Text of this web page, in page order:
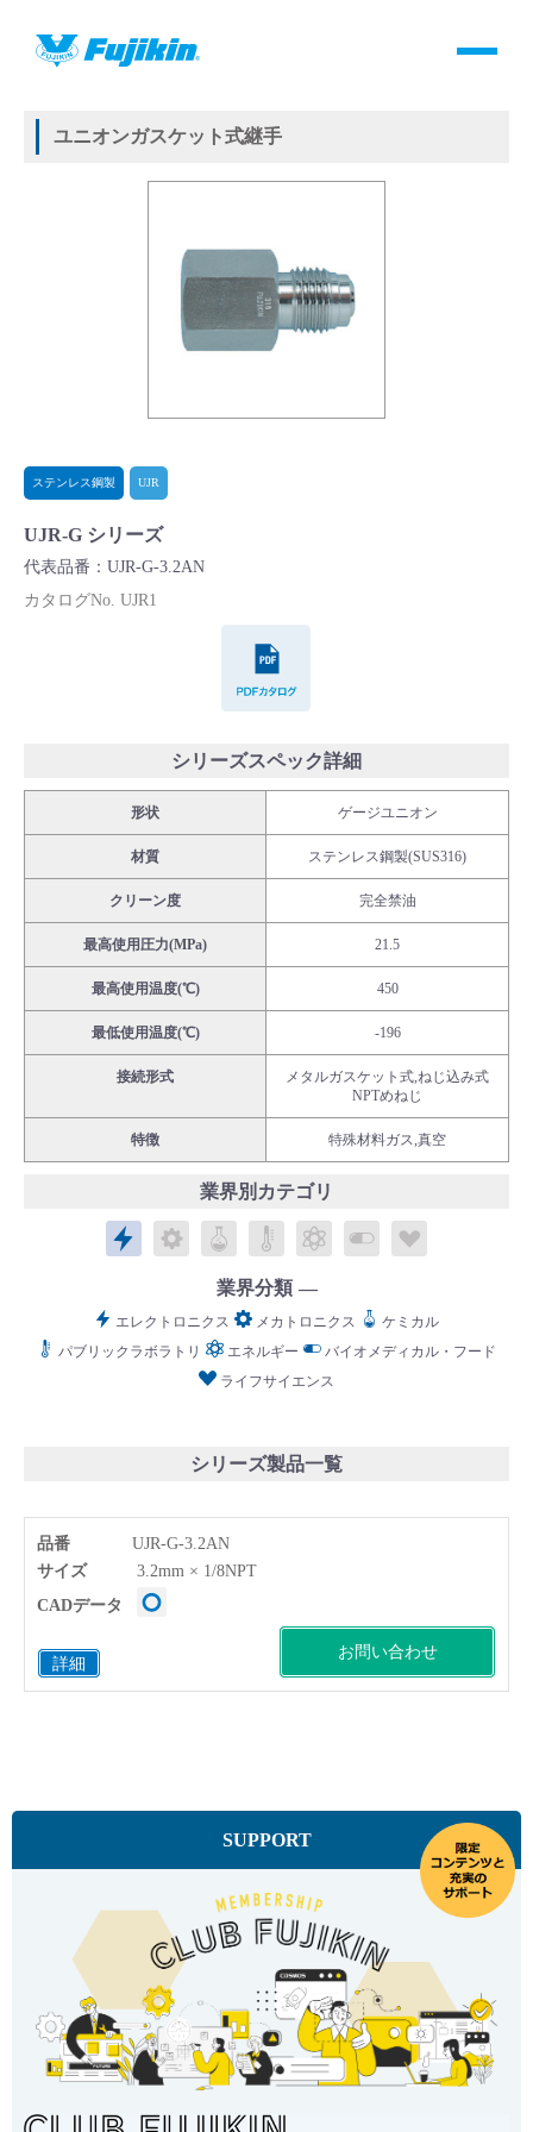
製品情報
製品カタログダウンロード
よくあるご質問(FAQ)・用語集
Cv値・流量計算ツール
バルブと継手のきほん
説明会・講習会
ログイン
会社情報
Corporate Blog
採用情報
Language：日本語／English
お問い合わせ
HOME 製品情報
ユニオンガスケット式継手
ステンレス鋼製 UJR
UJR-G シリーズ
代表品番：UJR-G-3.2AN
カタログNo. UJR1
シリーズスペック詳細
形状 ゲージユニオン
材質 ステンレス鋼製(SUS316)
クリーン度 完全禁油
最高使用圧力(MPa) 21.5
最高使用温度(℃) 450
最低使用温度(℃) -196
接続形式
メタルガスケット式,ねじ込み式
NPTめねじ
特徴 特殊材料ガス,真空
業界別カテゴリ
エレクトロニクス
メカトロニクス
ケミカルパブリックラボラトリ
エネルギーバイオメディカ
業界分類
エレクトロニクス メカトロニクス
ケミカル
パブリックラボラトリ
エネルギー
バイオメディカル・フード
ライフサイエンス
シリーズ製品一覧
品番 UJR-G-3.2AN
詳細
サイズ 3.2mm × 1/8NPT
お問い合わせ
CADデータ
SUPPORT